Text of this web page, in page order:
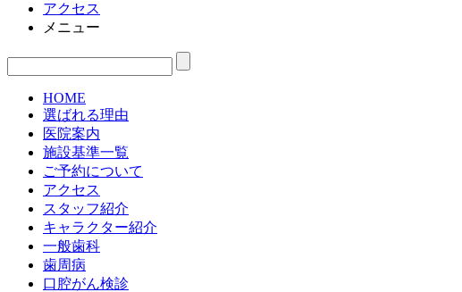
アクセス
メニュー
HOME
選ばれる理由
医院案内
施設基準一覧
ご予約について
アクセス
スタッフ紹介
キャラクター紹介
一般歯科
歯周病
口腔がん検診